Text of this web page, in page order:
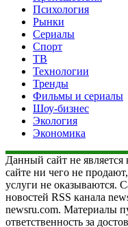
Психология
Рынки
Сериалы
Спорт
ТВ
Технологии
Тренды
Фильмы и сериалы
Шоу-бизнес
Экология
Экономика
Данный сайт не
сайте ни чего не
услуги не оказываются.
новостей RSS канала
newsru.com. Материалы
ответственность за